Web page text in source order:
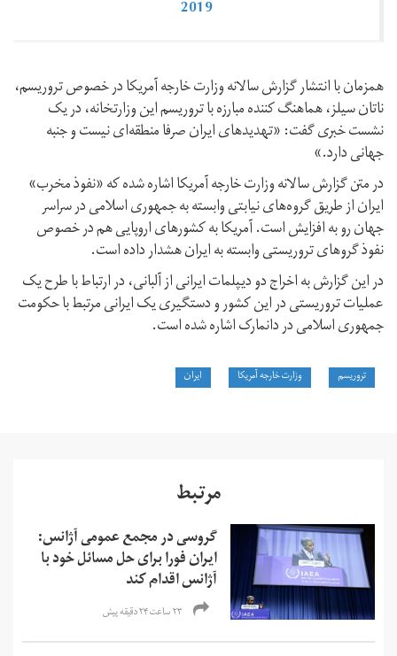
2019
همزمان با انتشار گزارش سالانه وزارت خارجه آمریکا در خصوص تروریسم،
ناتان سیلز، هماهنگ کننده مبارزه با تروریسم این وزارتخانه، در یک
نشست خبری گفت: «تهدیدهای ایران صرفا منطقه‌ای نیست و جنبه
جهانی دارد.»
در متن گزارش سالانه وزارت خارجه آمریکا اشاره شده که «نفوذ مخرب»
ایران از طریق گروه‌های نیابتی وابسته به جمهوری اسلامی در سراسر
جهان رو به افزایش است. آمریکا به کشورهای اروپایی هم در خصوص
نفوذ گروهای تروریستی وابسته به ایران هشدار داده است.
در این گزارش به اخراج دو دیپلمات ایرانی از آلبانی، در ارتباط با طرح یک
عملیات تروریستی در این کشور و دستگیری یک ایرانی مرتبط با حکومت
جمهوری اسلامی در دانمارک اشاره شده است.
تروریسم وزارت خارجه آمریکا ایران
مرتبط
گروسی در مجمع عمومی آژانس:
ایران فورا برای حل مسائل خود با
آژانس اقدام کند
۲۳ ساعت ۲۴ دقیقه پیش